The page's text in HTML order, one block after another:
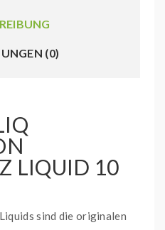
(0)
LIQUID 10
sind die originalen